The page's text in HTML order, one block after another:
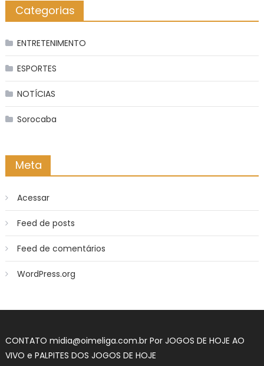
Categorias
ENTRETENIMENTO
ESPORTES
NOTÍCIAS
Sorocaba
Meta
Acessar
Feed de posts
Feed de comentários
WordPress.org
CONTATO midia@oimeliga.com.brPor JOGOS DE HOJE AO
VIVO e PALPITES DOS JOGOS DE HOJE